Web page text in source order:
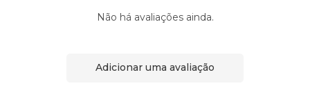
Não há avaliações ainda.
Adicionar uma avaliação